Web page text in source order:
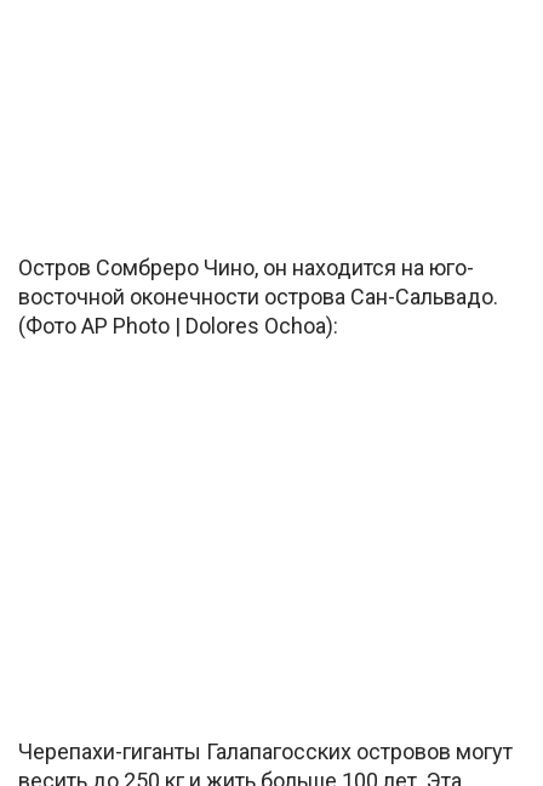
Остров Сомбреро Чино, он находится на юго-
восточной оконечности острова Сан-Сальвадо.
(Фото AP Photo | Dolores Ochoa):
Черепахи-гиганты Галапагосских островов могут
весить до 250 кг и жить больше 100 лет. Эта